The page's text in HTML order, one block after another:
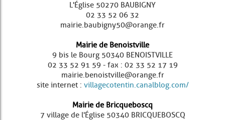
L'Église 50270 BAUBIGNY
02 33 52 06 32
mairie.baubigny50@orange.fr
Mairie de Benoistville
9 bis le Bourg 50340 BENOISTVILLE
02 33 52 91 59 - fax : 02 33 52 17 19
mairie.benoistville@orange.fr
site internet : villagecotentin.canalblog.com/
Mairie de Bricqueboscq
7 village de l'Église 50340 BRICQUEBOSCQ